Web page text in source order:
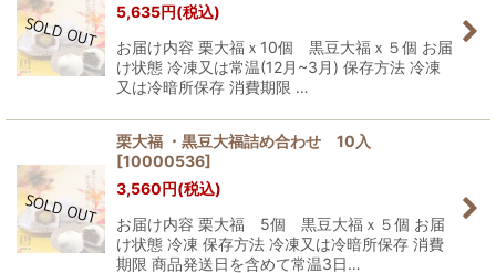
5,635円(税込)
お届け内容 栗大福ｘ10個 黒豆大福ｘ５個 お届
け状態 冷凍又は常温(12月~3月) 保存方法 冷凍
又は冷暗所保存 消費期限 …
栗大福 ・黒豆大福詰め合わせ 10入
[10000536]
3,560円(税込)
お届け内容 栗大福 5個 黒豆大福ｘ５個 お届
け状態 冷凍 保存方法 冷凍又は冷暗所保存 消費
期限 商品発送日を含めて常温3日…